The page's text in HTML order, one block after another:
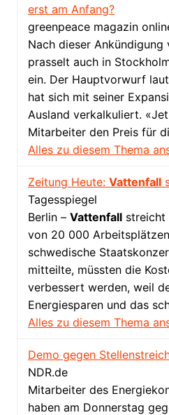
erst am Anfang?
greenpeace magazin
Nach dieser
prasselt auch in
ein. Der Hauptvorwurf
hat sich mit seiner
Ausland verkalkuliert.
Mitarbeiter den Preis für
Alles zu diesem Thema
Zeitung Heute: Vattenfall
Tagesspiegel
Berlin – Vattenfallstreicht
von 20 000
schwedische
mitteilte, müssten die
verbessert werden, weil
Energiesparen und das
Alles zu diesem Thema
Demo gegen
NDR.de
Mitarbeiter des
haben am Donnerstag